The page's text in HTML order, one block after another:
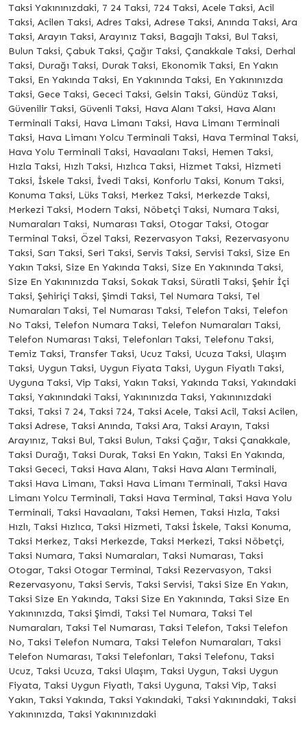
Taksi Yakınınızdaki, 7 24 Taksi, 724 Taksi, Acele Taksi, Acil
Taksi, Acilen Taksi, Adres Taksi, Adrese Taksi, Anında Taksi, Ara
Taksi, Arayın Taksi, Arayınız Taksi, Bagajlı Taksi, Bul Taksi,
Bulun Taksi, Çabuk Taksi, Çağır Taksi, Çanakkale Taksi, Derhal
Taksi, Durağı Taksi, Durak Taksi, Ekonomik Taksi, En Yakın
Taksi, En Yakında Taksi, En Yakınında Taksi, En Yakınınızda
Taksi, Gece Taksi, Gececi Taksi, Gelsin Taksi, Gündüz Taksi,
Güvenilir Taksi, Güvenli Taksi, Hava Alanı Taksi, Hava Alanı
Terminali Taksi, Hava Limanı Taksi, Hava Limanı Terminali
Taksi, Hava Limanı Yolcu Terminali Taksi, Hava Terminal Taksi,
Hava Yolu Terminali Taksi, Havaalanı Taksi, Hemen Taksi,
Hızla Taksi, Hızlı Taksi, Hızlıca Taksi, Hizmet Taksi, Hizmeti
Taksi, İskele Taksi, İvedi Taksi, Konforlu Taksi, Konum Taksi,
Konuma Taksi, Lüks Taksi, Merkez Taksi, Merkezde Taksi,
Merkezi Taksi, Modern Taksi, Nöbetçi Taksi, Numara Taksi,
Numaraları Taksi, Numarası Taksi, Otogar Taksi, Otogar
Terminal Taksi, Özel Taksi, Rezervasyon Taksi, Rezervasyonu
Taksi, Sarı Taksi, Seri Taksi, Servis Taksi, Servisi Taksi, Size En
Yakın Taksi, Size En Yakında Taksi, Size En Yakınında Taksi,
Size En Yakınınızda Taksi, Sokak Taksi, Süratli Taksi, Şehir İçi
Taksi, Şehiriçi Taksi, Şimdi Taksi, Tel Numara Taksi, Tel
Numaraları Taksi, Tel Numarası Taksi, Telefon Taksi, Telefon
No Taksi, Telefon Numara Taksi, Telefon Numaraları Taksi,
Telefon Numarası Taksi, Telefonları Taksi, Telefonu Taksi,
Temiz Taksi, Transfer Taksi, Ucuz Taksi, Ucuza Taksi, Ulaşım
Taksi, Uygun Taksi, Uygun Fiyata Taksi, Uygun Fiyatlı Taksi,
Uyguna Taksi, Vip Taksi, Yakın Taksi, Yakında Taksi, Yakındaki
Taksi, Yakınındaki Taksi, Yakınınızda Taksi, Yakınınızdaki
Taksi, Taksi 7 24, Taksi 724, Taksi Acele, Taksi Acil, Taksi Acilen,
Taksi Adrese, Taksi Anında, Taksi Ara, Taksi Arayın, Taksi
Arayınız, Taksi Bul, Taksi Bulun, Taksi Çağır, Taksi Çanakkale,
Taksi Durağı, Taksi Durak, Taksi En Yakın, Taksi En Yakında,
Taksi Gececi, Taksi Hava Alanı, Taksi Hava Alanı Terminali,
Taksi Hava Limanı, Taksi Hava Limanı Terminali, Taksi Hava
Limanı Yolcu Terminali, Taksi Hava Terminal, Taksi Hava Yolu
Terminali, Taksi Havaalanı, Taksi Hemen, Taksi Hızla, Taksi
Hızlı, Taksi Hızlıca, Taksi Hizmeti, Taksi İskele, Taksi Konuma,
Taksi Merkez, Taksi Merkezde, Taksi Merkezi, Taksi Nöbetçi,
Taksi Numara, Taksi Numaraları, Taksi Numarası, Taksi
Otogar, Taksi Otogar Terminal, Taksi Rezervasyon, Taksi
Rezervasyonu, Taksi Servis, Taksi Servisi, Taksi Size En Yakın,
Taksi Size En Yakında, Taksi Size En Yakınında, Taksi Size En
Yakınınızda, Taksi Şimdi, Taksi Tel Numara, Taksi Tel
Numaraları, Taksi Tel Numarası, Taksi Telefon, Taksi Telefon
No, Taksi Telefon Numara, Taksi Telefon Numaraları, Taksi
Telefon Numarası, Taksi Telefonları, Taksi Telefonu, Taksi
Ucuz, Taksi Ucuza, Taksi Ulaşım, Taksi Uygun, Taksi Uygun
Fiyata, Taksi Uygun Fiyatlı, Taksi Uyguna, Taksi Vip, Taksi
Yakın, Taksi Yakında, Taksi Yakındaki, Taksi Yakınındaki, Taksi
Yakınınızda, Taksi Yakınınızdaki